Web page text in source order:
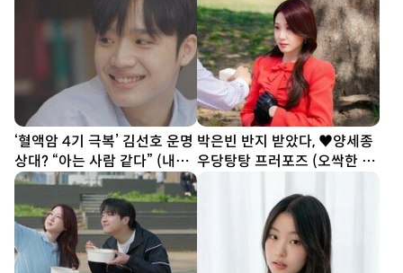
‘혈액암 4기 극복’ 김선호 운명
상대? “아는 사람 같다” (내남
은연애)
박은빈 반지 받았다, ♥양세종
우당탕탕 프러포즈 (오싹한 연